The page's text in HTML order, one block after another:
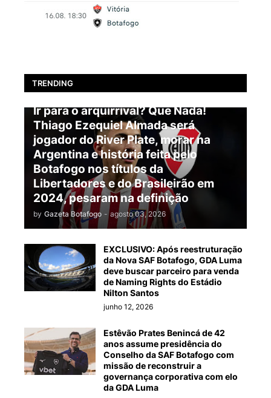
TRENDING
BOTAFOGO
Ir para o arquirrival? Que Nada!
Thiago Ezequiel Almada será
jogador do River Plate, morar na
Argentina e história feita pelo
Botafogo nos títulos da
Libertadores e do Brasileirão em
2024, pesaram na definição
by Gazeta Botafogo - agosto 03, 2026
EXCLUSIVO: Após reestruturação
da Nova SAF Botafogo, GDA Luma
deve buscar parceiro para venda
de Naming Rights do Estádio
Nilton Santos
junho 12, 2026
Estêvão Prates Benincá de 42
anos assume presidência do
Conselho da SAF Botafogo com
missão de reconstruir a
governança corporativa com elo
da GDA Luma